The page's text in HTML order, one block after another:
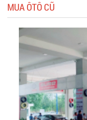
MUA ÔTÔ CŨ